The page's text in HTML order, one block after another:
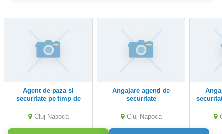
Agent de paza si
securitate pe timp de
Cluj-Napoca
angajare agenți de
securitate
Cluj-Napoca
Angajam agenti de